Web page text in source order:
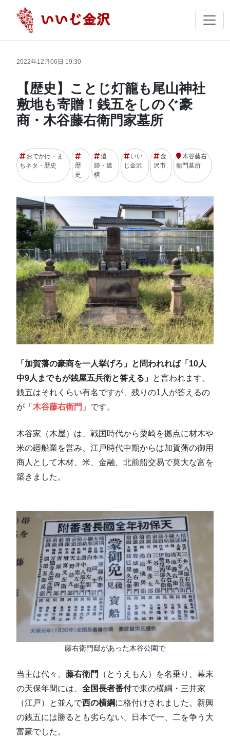
2022年12月06日 19:30
【歴史】ことじ灯籠も尾山神社
敷地も寄贈！銭五をしのぐ豪
商・木谷藤右衛門家墓所
おでかけ・ま
ちネタ・歴史
歴
史
遺
跡・遺
構
いい
じ金沢
金
沢市
木谷藤右
衛門墓所
「加賀藩の豪商を一人挙げろ」と問われれば「10人
中9人までもが銭屋五兵衛と答える」 と言われます。
銭五はそれくらい有名ですが、残りの1人が答えるの
が「 木谷藤右衛門 」です。
木谷家（木屋）は、戦国時代から粟崎を拠点に材木や
米の廻船業を営み、江戸時代中期からは加賀藩の御用
商人として木材、米、金融、北前船交易で莫大な富を
築きました。
藤右衛門邸があった木谷公園で
当主は代々、 藤右衛門
（とうえもん）を名乗り、幕末
の天保年間には、 全国長者番付で東の横綱・三井家
（江戸）と並んで西の横綱に格付けされました。新興
の銭五には勝るとも劣らない、日本で一、二を争う大
富豪でした。